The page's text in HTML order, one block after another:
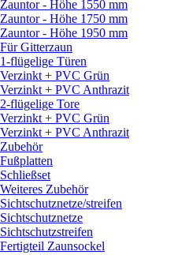
Zauntor - Höhe 1550 mm
Zauntor - Höhe 1750 mm
Zauntor - Höhe 1950 mm
Für Gitterzaun
1-flügelige Türen
Verzinkt + PVC Grün
Verzinkt + PVC Anthrazit
2-flügelige Tore
Verzinkt + PVC Grün
Verzinkt + PVC Anthrazit
Zubehör
Fußplatten
Schließset
Weiteres Zubehör
Sichtschutznetze/streifen
Sichtschutznetze
Sichtschutzstreifen
Fertigteil Zaunsockel